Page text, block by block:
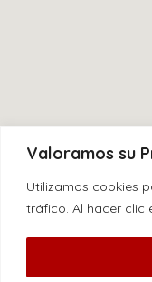
Valoramos su
Utilizamos cookies
tráfico. Al hacer clic